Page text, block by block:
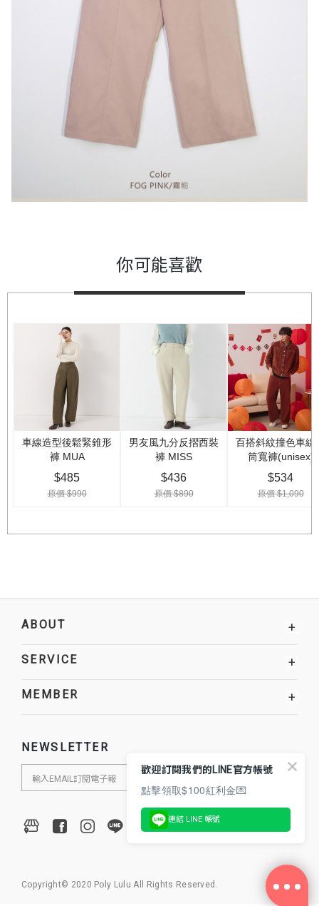
你可能喜歡
ABOUT +
SERVICE +
MEMBER +
NEWSLETTER
Copyright© 2020 Poly Lulu All Rights Reserved.
歡迎訂閱我們的LINE官方帳號
點擊領取$100紅利金💌
連結 LINE 帳號